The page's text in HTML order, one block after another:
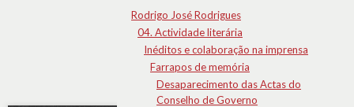
Rodrigo José Rodrigues
04. Actividade literária
Inéditos e colaboração na imprensa
Farrapos de memória
Desaparecimento das Actas do
Conselho de Governo